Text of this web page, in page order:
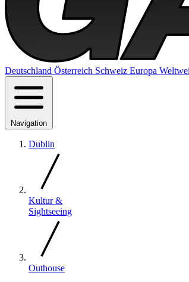
Deutschland Österreich Schweiz Europa
Navigation
Dublin
Kultur &
Sightseeing
Outhouse